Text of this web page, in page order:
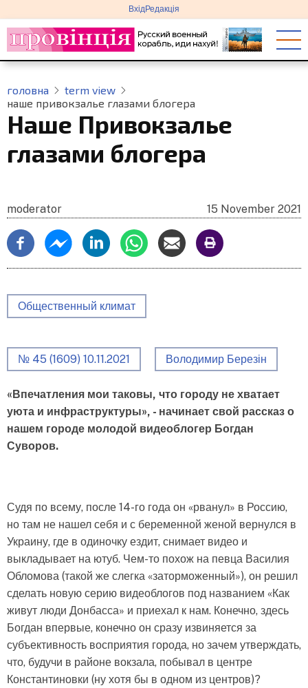
до
основного
вмісту
меню
облікового
запису
користувача
ВхідРедакція
головна
term view
наше привокзалье глазами блогера
Наше Привокзалье
глазами блогера
moderator 15 November 2021
Общественный климат
№ 45 (1609) 10.11.2021 Володимир Березін
«Впечатления мои таковы, что городу не хватает
уюта и инфраструктуры», - начинает свой рассказ о
нашем городе молодой видеоблогер Богдан
Суворов.
Судя по всему, после 14-го года он «рванул» в Россию,
но там не нашел себя и с беременной женой вернулся в
Украину, где в одиночку ездит, снимает видео и
выкладывает на ютуб. Чем-то похож на певца Василия
Обломова (такой же слегка «заторможенный»), он решил
сделать новую серию видеоблогов под названием «Как
живут люди Донбасса» и приехал к нам. Конечно, здесь
Богдан впервые, конечно он сразу извиняется за
субъективность восприятия города, но зачем утверждать,
что, будучи в районе вокзала, побывал в центре
Константиновки (ну хотя бы в одном из центров)?